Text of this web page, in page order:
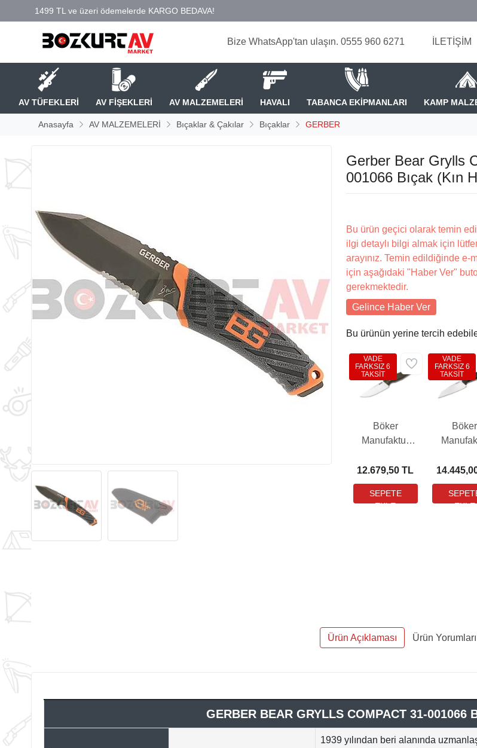
Bize WhatsApp'tan ulaşın. 0555 960 6271 İLETİŞİM
AV TÜFEKLERİ AV FİŞEKLERİ AV MALZEMELERİ HAVALI TABANCA EKİPMANLARI KAMP
Anasayfa AV MALZEMELERİ Bıçaklar & Çakılar Bıçaklar GERBER
Gerber Bear Grylls
001066 Bıçak (Kın
Bu ürün geçici olarak temin
ilgi detaylı bilgi almak için
arayınız. Temin edildiğinde
için aşağıdaki "Haber Ver"
gerekmektedir.
Gelince Haber Ver
Bu ürünün yerine tercih
Böker
Manufaktur
AK4 Bıçak
12.679,50 TL
VADE
FARKSIZ 6
TAKSİT
Böker
AK1
Tanto
Bıçak
VADE
FARKSIZ 6
TAKSİT
Ürün Açıklaması Ürün Yorumları
GERBER BEAR GRYLLS COMPACT 31-001066
1939 yılından beri alanında